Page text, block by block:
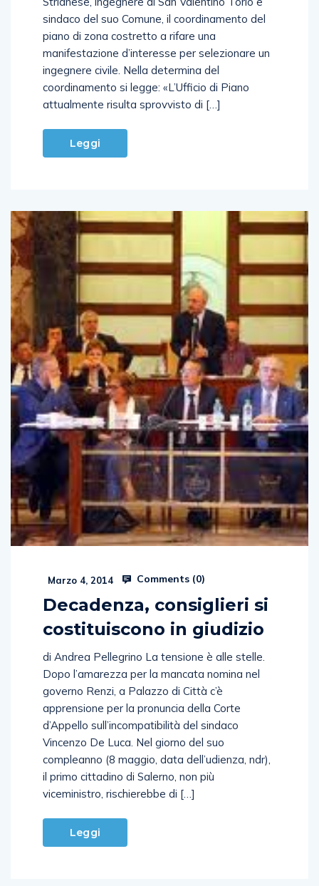
sindaco del suo Comune, il coordinamento del
piano di zona costretto a rifare una
manifestazione d’interesse per selezionare un
ingegnere civile. Nella determina del
coordinamento si legge: «L’Ufficio di Piano
attualmente risulta sprovvisto di […]
Leggi
Marzo 4, 2014 Comments (0)
Decadenza, consiglieri si
costituiscono in giudizio
di Andrea Pellegrino La tensione è alle stelle.
Dopo l’amarezza per la mancata nomina nel
governo Renzi, a Palazzo di Città c’è
apprensione per la pronuncia della Corte
d’Appello sull’incompatibilità del sindaco
Vincenzo De Luca. Nel giorno del suo
compleanno (8 maggio, data dell’udienza, ndr),
il primo cittadino di Salerno, non più
viceministro, rischierebbe di […]
Leggi